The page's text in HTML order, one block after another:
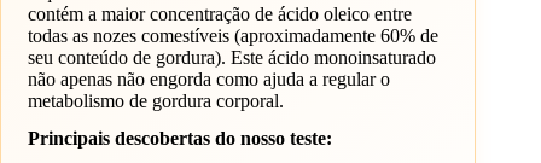
contém a maior concentração de ácido oleico entre
todas as nozes comestíveis (aproximadamente 60% de
seu conteúdo de gordura). Este ácido monoinsaturado
não apenas não engorda como ajuda a regular o
metabolismo de gordura corporal.
Principais descobertas do nosso teste: